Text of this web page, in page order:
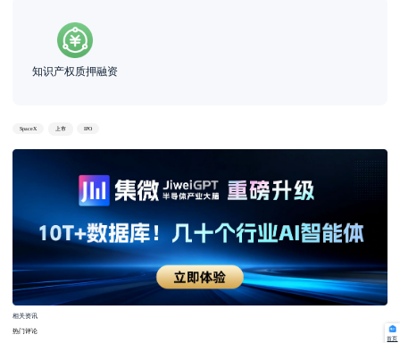
知识产权质押融资
SpaceX 上市 IPO
相关资讯
热门评论
首页